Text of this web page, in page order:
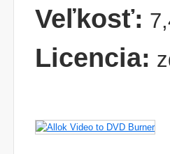
Veľkosť:
Licencia: